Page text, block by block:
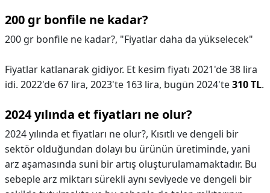
200 gr bonfile ne kadar?
200 gr bonfile ne kadar?, "Fiyatlar daha da yükselecek"
Fiyatlar katlanarak gidiyor. Et kesim fiyatı 2021'de 38 lira
idi. 2022'de 67 lira, 2023'te 163 lira, bugün 2024'te310 TL.
2024 yılında et fiyatları ne olur?
2024 yılında et fiyatları ne olur?, Kısıtlı ve dengeli bir
sektör olduğundan dolayı bu ürünün üretiminde, yani
arz aşamasında suni bir artış oluşturulamamaktadır. Bu
sebeple arz miktarı sürekli aynı seviyede ve dengeli bir